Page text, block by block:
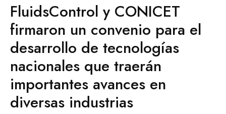
FluidsControl y CONICET
firmaron un convenio para el
desarrollo de tecnologías
nacionales que traerán
importantes avances en
diversas industrias